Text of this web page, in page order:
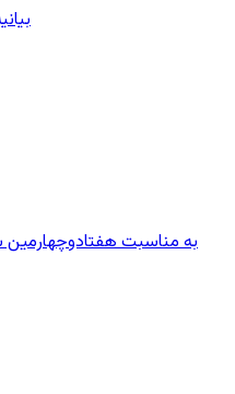
به مناسبت هفتادوچهارمین سالروز: